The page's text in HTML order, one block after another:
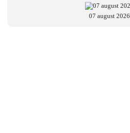
07 august 2026